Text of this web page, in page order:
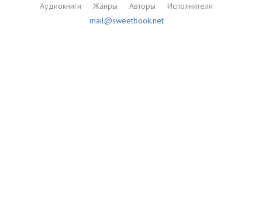
Аудиокниги Жанры Авторы
Исполнители
mail@sweetbook.net